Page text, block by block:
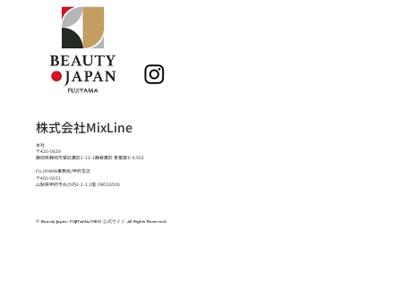
株式会社MixLine
本社
〒420-0839
静岡県静岡市葵区鷹匠1-12-1静鉄鷹匠 青葉園ビル502
FUJIYAMA事務局/甲府支店
〒400-0031
山梨県甲府市丸の内2-2-1 1階 CROSS500
© Beauty Japan FUJIYAMA/NEO 公式サイト All Rights Reserved.